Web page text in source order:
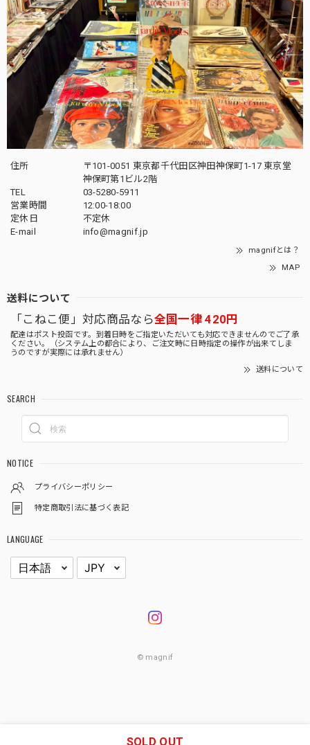
住所
〒101-0051 東京都千代田区神田神保町1-17 東京堂
神保町第1ビル2階
TEL
03-5280-5911
営業時間
12:00-18:00
定休日
不定休
E-mail
info@magnif.jp
magnifとは？
MAP
送料について
「こねこ便」対応商品なら全国一律 420円
配達はポスト投函です。到着日時をご指定いただいても対応できませんのでご了承
ください。（システム上の都合により、ご注文時に日時指定の操作が出来てしま
うのですが実際には承れません）
送料について
SEARCH
NOTICE
プライバシーポリシー
特定商取引法に基づく表記
LANGUAGE
© magnif
SOLD OUT